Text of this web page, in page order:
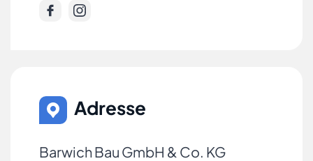
Adresse
Barwich Bau GmbH & Co. KG